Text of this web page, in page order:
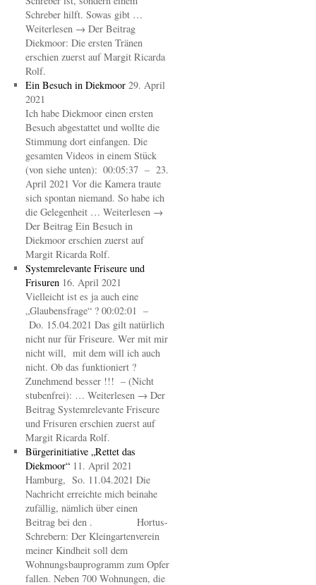
Schreber hilft. Sowas gibt …
Weiterlesen → Der Beitrag
Diekmoor: Die ersten Tränen
erschien zuerst auf Margit Ricarda
Rolf.
Ein Besuch in Diekmoor 29. April
2021
Ich habe Diekmoor einen ersten
Besuch abgestattet und wollte die
Stimmung dort einfangen. Die
gesamten Videos in einem Stück
(von siehe unten): 00:05:37 – 23.
April 2021 Vor die Kamera traute
sich spontan niemand. So habe ich
die Gelegenheit … Weiterlesen →
Der Beitrag Ein Besuch in
Diekmoor erschien zuerst auf
Margit Ricarda Rolf.
Systemrelevante Friseure und
Frisuren 16. April 2021
Vielleicht ist es ja auch eine
„Glaubensfrage“ ? 00:02:01 –
Do. 15.04.2021 Das gilt natürlich
nicht nur für Friseure. Wer mit mir
nicht will, mit dem will ich auch
nicht. Ob das funktioniert ?
Zunehmend besser !!! – (Nicht
stubenfrei): … Weiterlesen → Der
Beitrag Systemrelevante Friseure
und Frisuren erschien zuerst auf
Margit Ricarda Rolf.
Bürgerinitiative „Rettet das
Diekmoor“ 11. April 2021
Hamburg, So. 11.04.2021 Die
Nachricht erreichte mich beinahe
zufällig, nämlich über einen
Beitrag bei den . Hortus-
Schrebern: Der Kleingartenverein
meiner Kindheit soll dem
Wohnungsbauprogramm zum Opfer
fallen. Neben 700 Wohnungen, die